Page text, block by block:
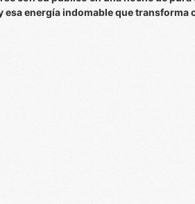
energía indomable que transforma